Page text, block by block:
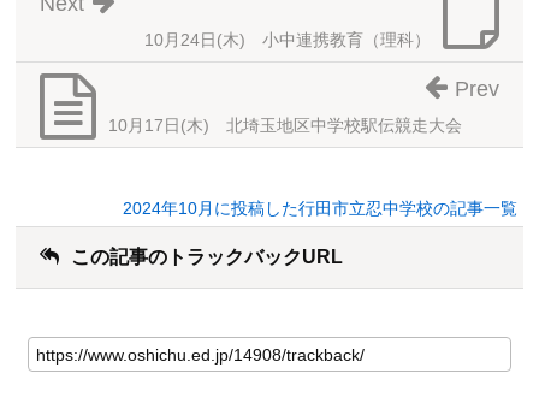
10月24日(木) 小中連携教育（理科）
10月17日(木) 北埼玉地区中学校駅伝競走大会
Prev
2024年10月に投稿した行田市立忍中学校の記事一覧
この記事のトラックバックURL